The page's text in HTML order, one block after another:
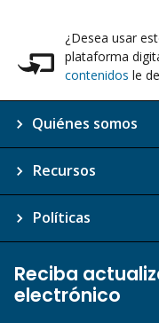
¿Desea usar
plataforma
contenidos le
Quiénes somos
Recursos
Políticas
Reciba
electrónico